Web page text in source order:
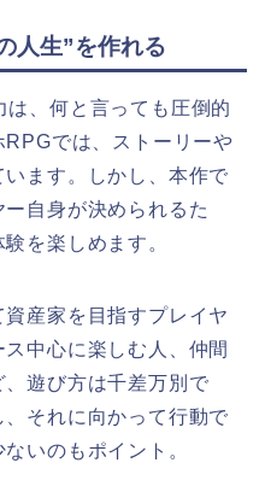
人生”を作れる
は、何と言っても圧倒的
では、ストーリーや
ます。しかし、本作で
自身が決められるた
を楽しめます。
産家を目指すプレイヤ
中心に楽しむ人、仲間
遊び方は千差万別で
それに向かって行動で
いのもポイント。